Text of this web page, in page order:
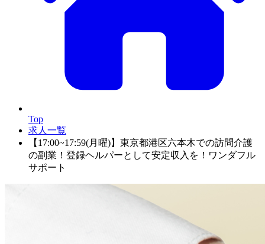
Top
求人一覧
【17:00~17:59(月曜)】東京都港区六本木での訪問介護
の副業！登録ヘルパーとして安定収入を！ワンダフル
サポート